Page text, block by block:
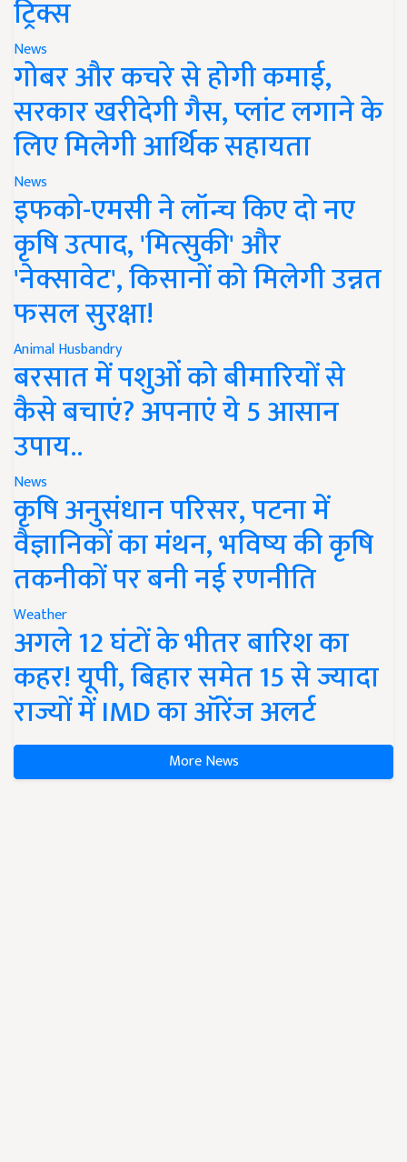
ट्रिक्स
News
गोबर और कचरे से होगी कमाई,
सरकार खरीदेगी गैस, प्लांट लगाने के
लिए मिलेगी आर्थिक सहायता
News
इफको-एमसी ने लॉन्च किए दो नए
कृषि उत्पाद, 'मित्सुकी' और
'नेक्सावेट', किसानों को मिलेगी उन्नत
फसल सुरक्षा!
Animal Husbandry
बरसात में पशुओं को बीमारियों से
कैसे बचाएं? अपनाएं ये 5 आसान
उपाय..
News
कृषि अनुसंधान परिसर, पटना में
वैज्ञानिकों का मंथन, भविष्य की कृषि
तकनीकों पर बनी नई रणनीति
Weather
अगले 12 घंटों के भीतर बारिश का
कहर! यूपी, बिहार समेत 15 से ज्यादा
राज्यों में IMD का ऑरेंज अलर्ट
More News